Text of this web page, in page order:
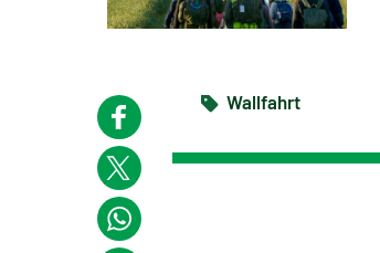
Wallfahrt